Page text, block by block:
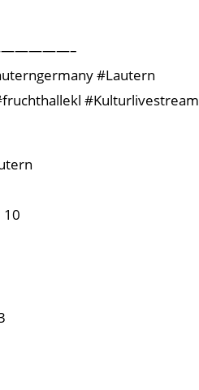
#Lautern
#Kulturlivestream
10